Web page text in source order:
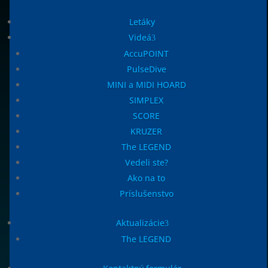
Letáky
Videá
AccuPOINT
PulseDive
MINI a MIDI HOARD
SIMPLEX
SCORE
KRUZER
The LEGEND
Vedeli ste?
Ako na to
Príslušenstvo
Aktualizácie
The LEGEND